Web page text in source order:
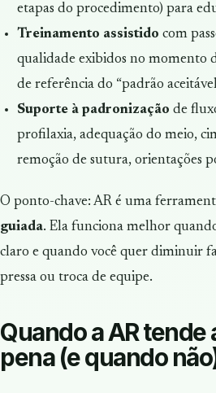
etapas do procedimento) para
Treinamento assistido com
qualidade exibidos no momento
de referência do “padrão
Suporte à padronização de
profilaxia, adequação do meio,
remoção de sutura, orientações
O ponto-chave: AR é uma
guiada. Ela funciona melhor
claro e quando você quer diminuir
pressa ou troca de equipe.
Quando a AR tende
pena (e quando